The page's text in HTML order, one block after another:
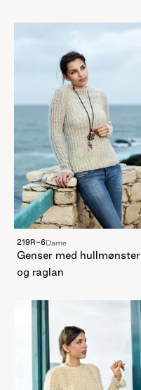
219R-6Dame
Genser med hullmønster
og raglan